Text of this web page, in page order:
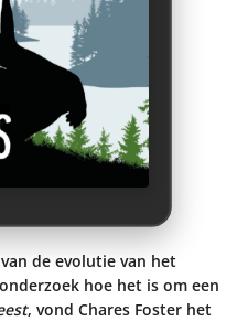
de evolutie van het
hoe het is om een
, vond Chares Foster het